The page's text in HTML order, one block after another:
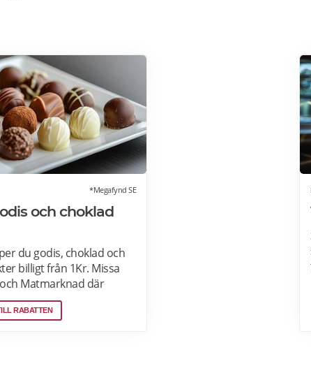
*Megafynd SE
och choklad
du godis, choklad och
billigt från 1Kr. Missa
Matmarknad där
aktuella
dag. Läs mer om
RABATTEN